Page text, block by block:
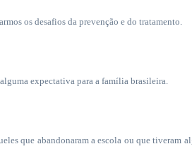
os desafios da prevenção e do tratamento.
expectativa para a família brasileira.
que abandonaram a escola ou que tiveram